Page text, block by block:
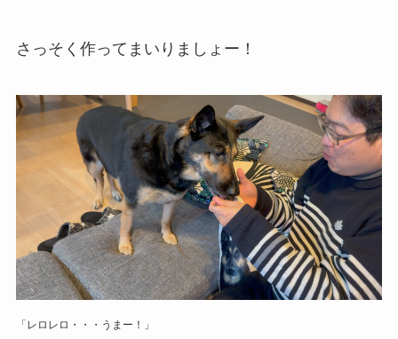
さっそく作ってまいりましょー！
「レロレロ・・・うまー！」